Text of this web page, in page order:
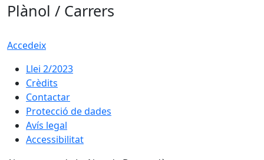
Plànol / Carrers
Accedeix
Llei 2/2023
Crèdits
Contactar
Protecció de dades
Avís legal
Accessibilitat